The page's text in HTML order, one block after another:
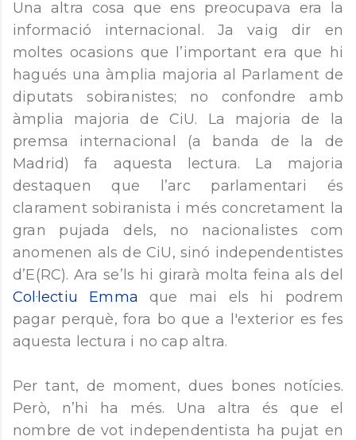
Una altra cosa que ens preocupava era la
informació internacional. Ja vaig dir en
moltes ocasions que l’important era que hi
hagués una àmplia majoria al Parlament de
diputats sobiranistes; no confondre amb
àmplia majoria de CiU. La majoria de la
premsa internacional (a banda de la de
Madrid) fa aquesta lectura. La majoria
destaquen que l’arc parlamentari és
clarament sobiranista i més concretament la
gran pujada dels, no nacionalistes com
anomenen als de CiU, sinó independentistes
d’E(RC). Ara se’ls hi girarà molta feina als del
Col·lectiu Emma que mai els hi podrem
pagar perquè, fora bo que a l'exterior es fes
aquesta lectura i no cap altra.
Per tant, de moment, dues bones notícies.
Però, n’hi ha més. Una altra és que el
nombre de vot independentista ha pujat en